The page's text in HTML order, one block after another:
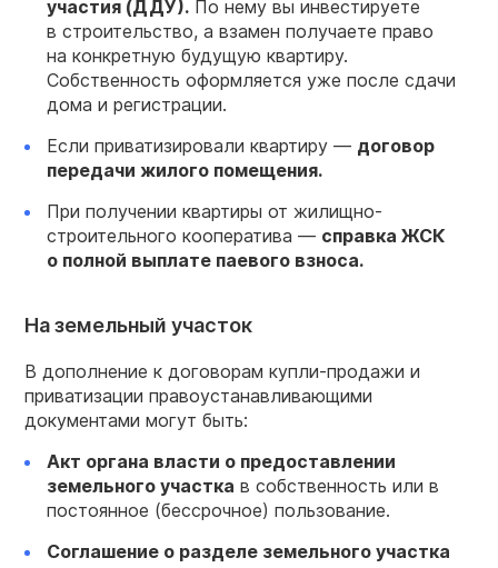
участия (ДДУ). По нему вы инвестируете
в строительство, а взамен получаете право
на конкретную будущую квартиру.
Собственность оформляется уже после сдачи
дома и регистрации.
Если приватизировали квартиру — договор
передачи жилого помещения.
При получении квартиры от жилищно-
строительного кооператива — справка ЖСК
о полной выплате паевого взноса.
На земельный участок
В дополнение к договорам купли-продажи и
приватизации правоустанавливающими
документами могут быть:
Акт органа власти о предоставлении
земельного участка в собственность или в
постоянное (бессрочное) пользование.
Соглашение о разделе земельного участка